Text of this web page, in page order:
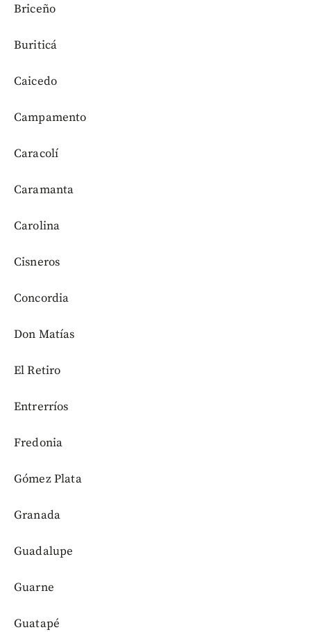
Briceño
Buriticá
Caicedo
Campamento
Caracolí
Caramanta
Carolina
Cisneros
Concordia
Don Matías
El Retiro
Entrerríos
Fredonia
Gómez Plata
Granada
Guadalupe
Guarne
Guatapé